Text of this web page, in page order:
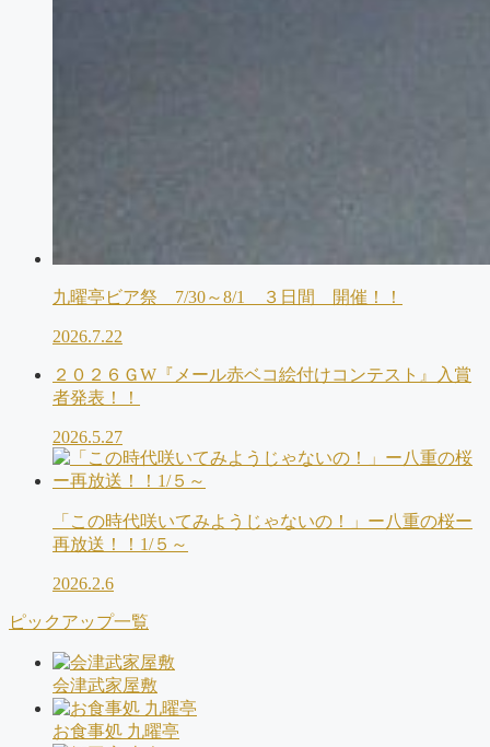
九曜亭ビア祭 7/30～8/1 ３日間 開催！！
2026.7.22
２０２６ＧW『メール赤ベコ絵付けコンテスト』入賞
者発表！！
2026.5.27
「この時代咲いてみようじゃないの！」ー八重の桜ー
再放送！！1/５～
2026.2.6
ピックアップ一覧
会津武家屋敷
お食事処 九曜亭